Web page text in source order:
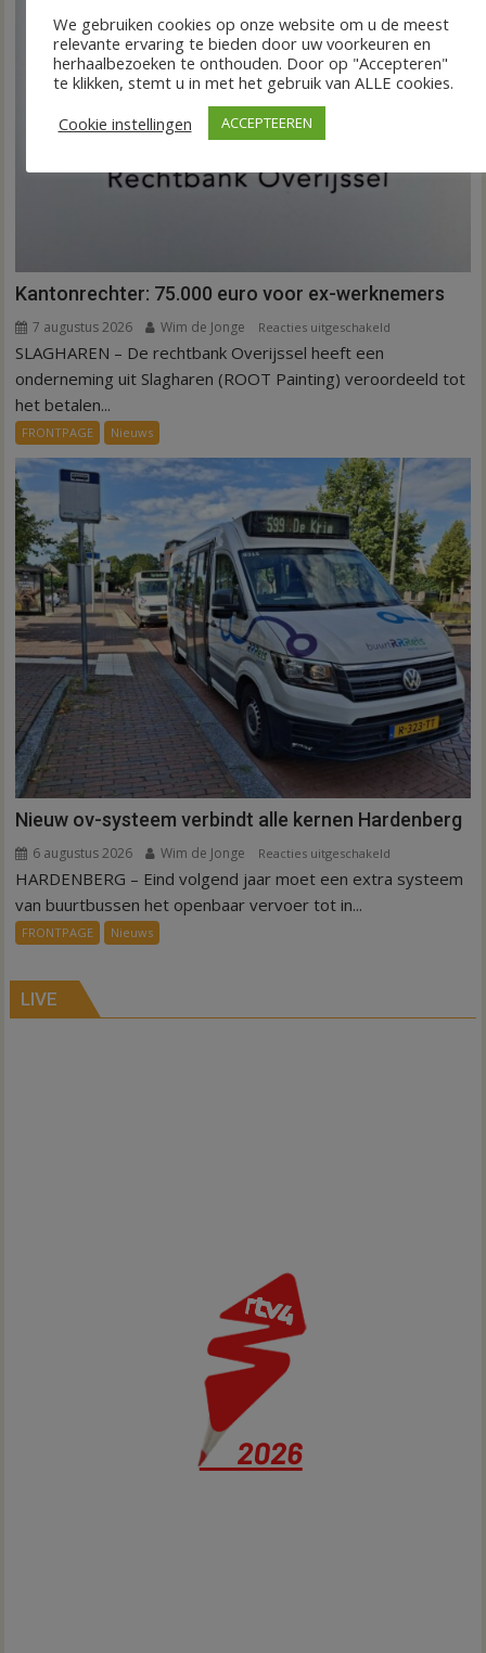
Kantonrechter: 75.000 euro voor ex-werknemers
7 augustus 2026 Wim de Jonge Reacties uitgeschakeld
75.000
werknemers
SLAGHAREN – De rechtbank Overijssel heeft een
onderneming uit Slagharen (ROOT Painting) veroordeeld tot
het betalen...
FRONTPAGE Nieuws
Nieuw ov-systeem verbindt alle kernen Hardenberg
6 augustus 2026 Wim de Jonge Reacties uitgeschakeld
Nieuw
Hardenberg
HARDENBERG – Eind volgend jaar moet een extra systeem
van buurtbussen het openbaar vervoer tot in...
FRONTPAGE Nieuws
LIVE
We gebruiken cookies op onze website om u de meest
relevante ervaring te bieden door uw voorkeuren en
herhaalbezoeken te onthouden. Door op "Accepteren"
te klikken, stemt u in met het gebruik van ALLE cookies.
Cookie instellingen
ACCEPTEEREN